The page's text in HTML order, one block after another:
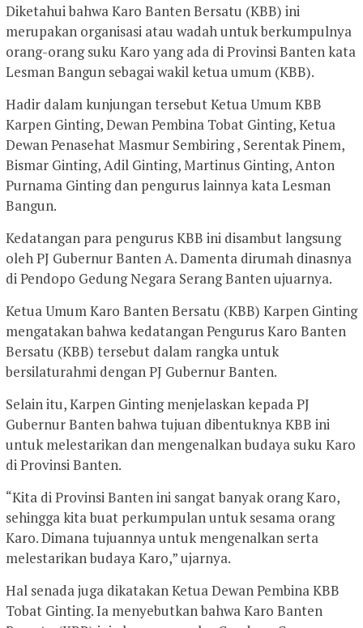
Diketahui bahwa Karo Banten Bersatu (KBB) ini
merupakan organisasi atau wadah untuk berkumpulnya
orang-orang suku Karo yang ada di Provinsi Banten kata
Lesman Bangun sebagai wakil ketua umum (KBB).
Hadir dalam kunjungan tersebut Ketua Umum KBB
Karpen Ginting, Dewan Pembina Tobat Ginting, Ketua
Dewan Penasehat Masmur Sembiring , Serentak Pinem,
Bismar Ginting, Adil Ginting, Martinus Ginting, Anton
Purnama Ginting dan pengurus lainnya kata Lesman
Bangun.
Kedatangan para pengurus KBB ini disambut langsung
oleh PJ Gubernur Banten A. Damenta dirumah dinasnya
di Pendopo Gedung Negara Serang Banten ujuarnya.
Ketua Umum Karo Banten Bersatu (KBB) Karpen Ginting
mengatakan bahwa kedatangan Pengurus Karo Banten
Bersatu (KBB) tersebut dalam rangka untuk
bersilaturahmi dengan PJ Gubernur Banten.
Selain itu, Karpen Ginting menjelaskan kepada PJ
Gubernur Banten bahwa tujuan dibentuknya KBB ini
untuk melestarikan dan mengenalkan budaya suku Karo
di Provinsi Banten.
“Kita di Provinsi Banten ini sangat banyak orang Karo,
sehingga kita buat perkumpulan untuk sesama orang
Karo. Dimana tujuannya untuk mengenalkan serta
melestarikan budaya Karo,” ujarnya.
Hal senada juga dikatakan Ketua Dewan Pembina KBB
Tobat Ginting. Ia menyebutkan bahwa Karo Banten